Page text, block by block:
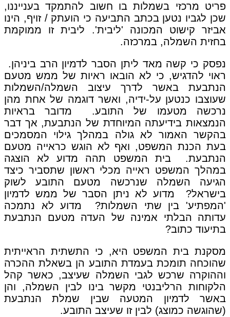
פריט מרכזי בשמלות בו חשוב להתמקד בענייננו,
שכן לגביו נטען בכתב התביעה כי הועתק / זויף, הינו
אביזר קישוט המכונה 'ליבית'. ליבית זו ממוקמת
בחזית השמלה, במרכזה.
נפסק כי קשה מאד ליתן הסבר לדמיון הרב ביניהן.
ראוי להדגיש, כי לא הובאו ראיות של ממש מטעם
הנתבעת באשר לדרך עיצוב השמלה/השמלות
שעוצבו כנטען על-ידיה, ואשר דוגמה של אחת מהן
נרכשה מטעמו של התובע. מדובר בראיות
הנמצאות בידיעתה המיוחדת של הנתבעת, אך דבר
בהקשר האמור לא גולה במהלך גילוי המסמכים
בעת הכנת המשפט, ואף לא הוגש כראייה מטעם
הנתבעת. בית המשפט תהה מדוע לא הוצגה
במהלך המשפט ראייה מכלי ראשון שתסביר כיצד
הגיעה השמלה שנרכשה מטעם התובע לשוק
בישראל? מדוע לא ניתן הסבר של ממש לדמיון
'המפתיע' בין שתי השמלות? מדוע לא נתמכה
עדותה הבלתי אמינה של העדה מטעם הנתבעת
בתיעוד כתוב?
מסקנת בית המשפט היא, כי התשתית הראייתית
שהוכחה תומכת בעמדת התובע הן בשאלת ההכרה
וההוקרה שרכש לגבי השמלה שעיצב, כאשר קהל
הלקוחות הרליבנטי מקשר בינו לבין השמלה, והן
באשר לדמיון המטעה שבין שמלת הנתבעת
(שהוגשה כמוצג) לבין זו שעיצב התובע.